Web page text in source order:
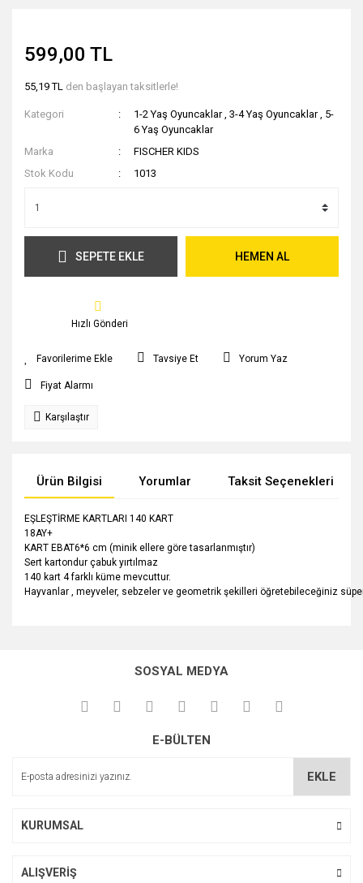
599,00 TL
55,19 TL den başlayan taksitlerle!
Kategori 1-2 Yaş Oyuncaklar ,3-4 Yaş Oyuncaklar , 5-
6 Yaş Oyuncaklar
Marka
FISCHER KIDS
Stok Kodu
1013
SEPETE EKLE HEMEN AL
Hızlı Gönderi
Tavsiye Et Yorum Yaz
Fiyat Alarmı
Karşılaştır
Ürün Bilgisi Yorumlar Taksit Seçenekleri
EŞLEŞTİRME KARTLARI 140 KART
18AY+
KART EBAT6*6 cm (minik ellere göre tasarlanmıştır)
Sert kartondur çabuk yırtılmaz
140 kart 4 farklı küme mevcuttur.
Hayvanlar , meyveler, sebzeler ve geometrik şekilleri öğretebileceğiniz
kullanarak tarafımıza iletebilirsiniz.
Görüş ve önerileriniz için teşekkür ederiz.
Ürün açıklamasında eksik bilgiler bulunuyor.
SOSYAL MEDYA
E-BÜLTEN
EKLE
KURUMSAL
ALIŞVERİŞ